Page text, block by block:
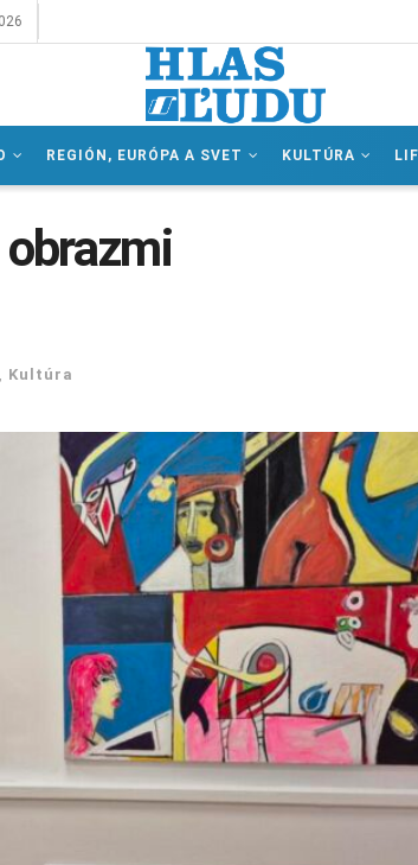
REGIÓN, EURÓPA A SVET KULTÚRA
Kultúra